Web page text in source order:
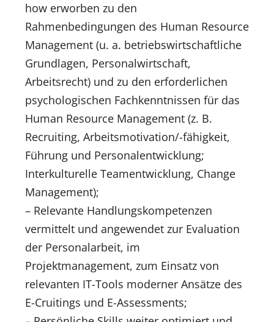
how erworben zu den
Rahmenbedingungen des Human Resource
Management (u. a. betriebswirtschaftliche
Grundlagen, Personalwirtschaft,
Arbeitsrecht) und zu den erforderlichen
psychologischen Fachkenntnissen für das
Human Resource Management (z. B.
Recruiting, Arbeitsmotivation/-fähigkeit,
Führung und Personalentwicklung;
Interkulturelle Teamentwicklung, Change
Management);
– Relevante Handlungskompetenzen
vermittelt und angewendet zur Evaluation
der Personalarbeit, im
Projektmanagement, zum Einsatz von
relevanten IT-Tools moderner Ansätze des
E-Cruitings und E-Assessments;